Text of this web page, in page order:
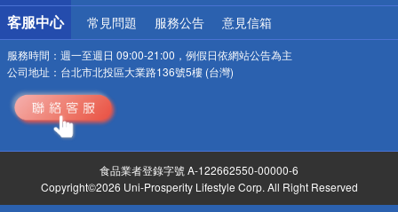
客服中心 常見問題 服務公告 意見信箱
服務時間： 週一至週日 09:00-21:00，例假日依網站公告為主
公司地址： 台北市北投區大業路136號5樓 (台灣)
食品業者登錄字號 A-122662550-00000-6
Copyright©2026 Uni-Prosperity Lifestyle Corp. All Right Reserved